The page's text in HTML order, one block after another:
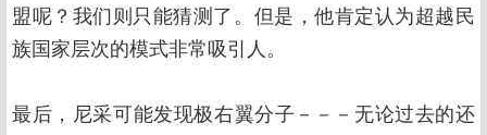
盟呢？我们则只能猜测了。但是，他肯定认为超越民
族国家层次的模式非常吸引人。
最后，尼采可能发现极右翼分子－－－无论过去的还